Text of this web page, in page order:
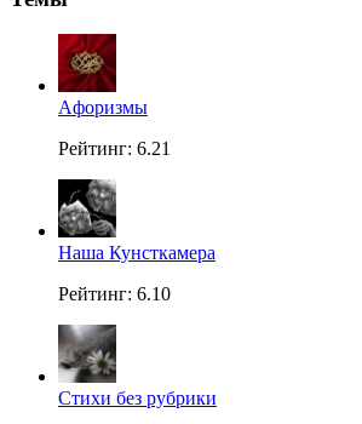
Aфоризмы
Рейтинг: 6.21
Наша Кунсткамера
Рейтинг: 6.10
Стихи без рубрики